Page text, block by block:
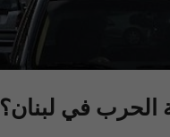
في لبنان؟